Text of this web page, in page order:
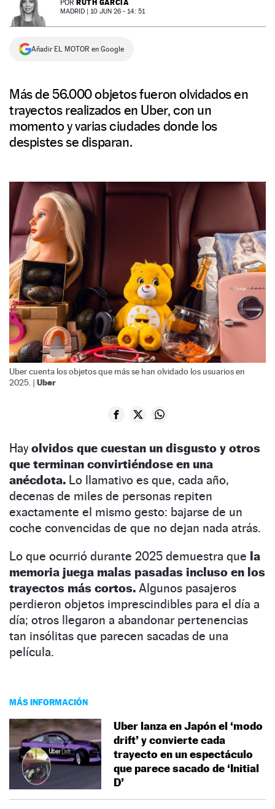
NEWSLETTER
SÍGUENOS
POR RUTH GARCÍA
MADRID | 10 JUN 26 - 14: 51
Añadir EL MOTOR en Google
Más de 56.000 objetos fueron olvidados en
trayectos realizados en Uber, con un
momento y varias ciudades donde los
despistes se disparan.
Uber cuenta los objetos que más se han olvidado los usuarios en
2025. | Uber
Hayolvidos que cuestan un disgusto y otros
que terminan convirtiéndose en una
anécdota. Lo llamativo es que, cada año,
decenas de miles de personas repiten
exactamente el mismo gesto: bajarse de un
coche convencidas de que no dejan nada atrás.
Lo que ocurrió durante 2025 demuestra que la
memoria juega malas pasadas incluso en los
trayectos más cortos. Algunos pasajeros
perdieron objetos imprescindibles para el día a
día; otros llegaron a abandonar pertenencias
tan insólitas que parecen sacadas de una
película.
MÁS INFORMACIÓN
Uber lanza en Japón el ‘modo
drift’ y convierte cada
trayecto en un espectáculo
que parece sacado de ‘Initial
D’